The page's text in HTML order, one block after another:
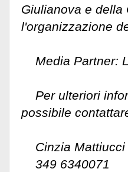
Giulianova e della
l'organizzazione
Media Partner:
Per ulteriori
possibile
Cinzia Mattiucci
349 6340071